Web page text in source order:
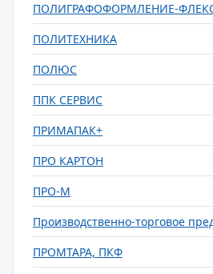
ПОЛИГРАФОФОРМЛЕНИЕ-
ПОЛИТЕХНИКА
ПОЛЮС
ППК СЕРВИС
ПРИМАПАК+
ПРО КАРТОН
ПРО-М
Производственно-торговое
ПРОМТАРА, ПКФ